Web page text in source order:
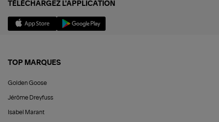
TÉLÉCHARGEZ L'APPLICATION
TOP MARQUES
Golden Goose
Jérôme Dreyfuss
Isabel Marant